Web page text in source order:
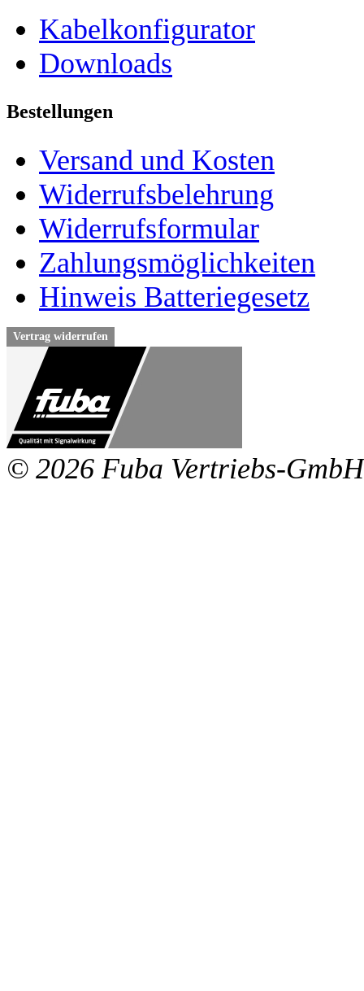
Kabelkonfigurator
Downloads
Bestellungen
Versand und Kosten
Widerrufsbelehrung
Widerrufsformular
Zahlungsmöglichkeiten
Hinweis Batteriegesetz
Vertrag widerrufen
© 2026 Fuba Vertriebs-GmbH